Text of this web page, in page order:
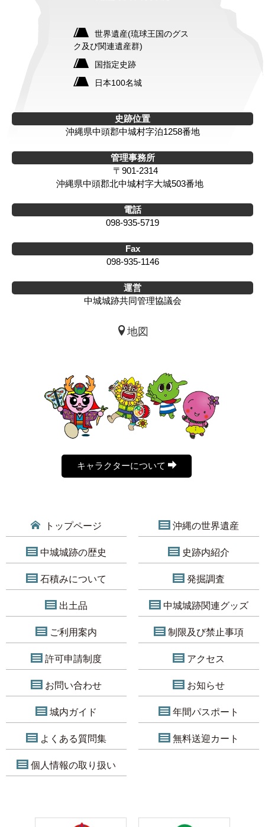
世界遺産(琉球王国のグス
ク及び関連遺産群)
国指定史跡
日本100名城
史跡位置
沖縄県中頭郡中城村字泊1258番地
管理事務所
〒901-2314
沖縄県中頭郡北中城村字大城503番地
電話
098-935-5719
Fax
098-935-1146
運営
中城城跡共同管理協議会
地図
キャラクターについて
トップページ 沖縄の世界遺産
中城城跡の歴史 史跡内紹介
石積みについて 発掘調査
出土品 中城城跡関連グッズ
ご利用案内 制限及び禁止事項
許可申請制度 アクセス
お問い合わせ お知らせ
城内ガイド 年間パスポート
よくある質問集 無料送迎カート
個人情報の取り扱い